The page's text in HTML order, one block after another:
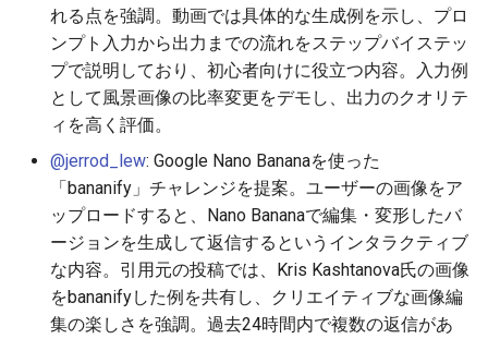
2026-06-26
2026-06-25
2026-06-24
2026-06-23
2026-06-22
2026-06-21
2025-12-11
2025-12-10
2025-12-09
2025-12-08
2025-12-07
2025-12-06
2026-06-26
2026-06-25
2026-06-24
2026-06-23
2026-06-22
2026-06-21
2025-12-11
2025-12-10
2025-12-09
2025-12-08
2025-12-07
2025-12-06
2026-02-22
2026-02-15
2026-02-08
2026-02-01
2026-01-25
2026-01-18
2026-02-22
2026-02-15
2026-02-08
2026-02-05
2026-02-22
2026-02-15
2026-02-08
2026-02-01
2026-01-25
2026-01-18
2026-06-25
2026-06-24
2026-06-23
2026-06-21
2026-06-20
2026-06-19
2026-02-22
2026-02-15
2026-02-08
2026-02-01
2026-01-25
2026-01-18
2026-02-15
2026-02-08
2026-02-01
2026-01-25
2026-01-18
2026-01-13
2026-06-24
2026-06-23
2026-06-22
2026-06-21
2026-06-20
2026-06-19
2025-12-11
2025-12-10
2025-12-09
2025-12-08
2025-12-07
2025-12-06
2026-02-22
2026-02-15
2026-02-08
2026-02-01
2026-01-25
2026-01-18
2026-06-26
2026-06-25
2026-06-24
2026-06-23
2026-06-22
2026-06-21
2026-06-22
2026-06-21
2026-06-20
2026-06-18
2026-06-17
2026-06-16
れる点を強調。動画では具体的な生成例を示し、プロ
ンプト入力から出力までの流れをステップバイステッ
プで説明しており、初心者向けに役立つ内容。入力例
として風景画像の比率変更をデモし、出力のクオリテ
ィを高く評価。
@jerrod_lew: Google Nano Bananaを使った
「bananify」チャレンジを提案。ユーザーの画像をア
ップロードすると、Nano Bananaで編集・変形したバ
ージョンを生成して返信するというインタラクティブ
な内容。引用元の投稿では、Kris Kashtanova氏の画像
をbananifyした例を共有し、クリエイティブな画像編
集の楽しさを強調。過去24時間内で複数の返信があ